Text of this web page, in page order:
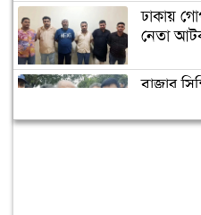
ঢাকায়
নেতা
বাজার